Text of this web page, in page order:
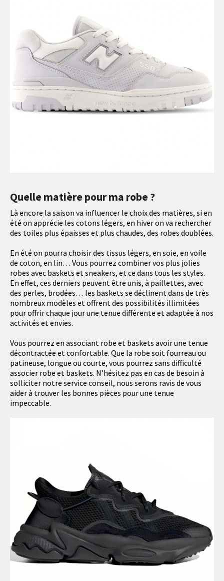
Quelle matière pour ma robe ?
Là encore la saison va influencer le choix des matières, si en
été on apprécie les cotons légers, en hiver on va rechercher
des toiles plus épaisses et plus chaudes, des robes doublées.
En été on pourra choisir des tissus légers, en soie, en voile
de coton, en lin… Vous pourrez combiner vos plus jolies
robes avec baskets et sneakers, et ce dans tous les styles.
En effet, ces derniers peuvent être unis, à paillettes, avec
des perles, brodées… les baskets se déclinent dans de très
nombreux modèles et offrent des possibilités illimitées
pour offrir chaque jour une tenue différente et adaptée à nos
activités et envies.
Vous pourrez en associant robe et baskets avoir une tenue
décontractée et confortable. Que la robe soit fourreau ou
patineuse, longue ou courte, vous pourrez sans difficulté
associer robe et baskets. N’hésitez pas en cas de besoin à
solliciter notre service conseil, nous serons ravis de vous
aider à trouver les bonnes pièces pour une tenue
impeccable.